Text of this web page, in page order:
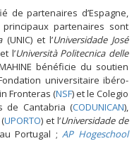
de partenaires d’Espagne,
principaux partenaires sont
(UNIC) et l’Universidade José
l’Università Politecnica delle
bénéficie du soutien
universitaire ibéro-
Fronteras (NSF) et le Colegio
de Cantabria (CODUNICAN),
(UPORTO) et l’Universidade de
Portugal ;AP Hogeschool